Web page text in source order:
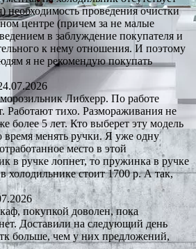
необходимость проведения очистки
центре (причем за не малые
в заблуждение покупателя и
к нему отношения. И поэтому
я не рекомендую покупать
Либхерр. По работе
Работают тихо. Размораживания не
более 5 лет. Кто выберет эту модель
время менять ручки. Я уже одну
место в этой
в ручке лопнет, то пружинка в ручке
холодильнике стоит 1700 р. А так,
покупкой доволен, пока
Доставили на следующий день
больше, чем у них предложений,